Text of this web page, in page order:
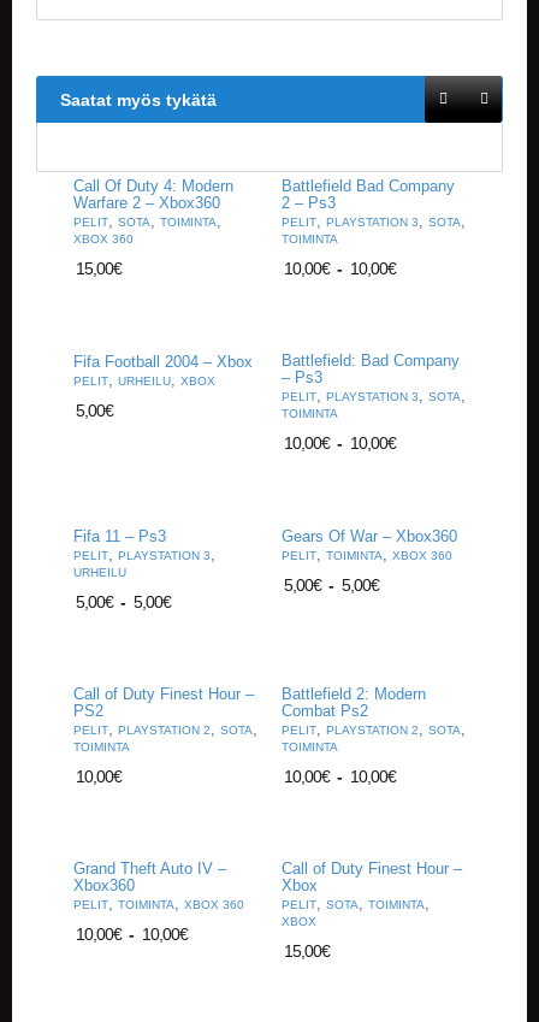
Saatat myös tykätä
Call Of Duty 4: Modern
Warfare 2 – Xbox360
PELIT, SOTA, TOIMINTA,
XBOX 360
15,00€
Battlefield Bad Company
2 – Ps3
PELIT, PLAYSTATION 3, SOTA,
TOIMINTA
10,00€ - 10,00€
Fifa Football 2004 – Xbox
PELIT, URHEILU, XBOX
5,00€
Battlefield: Bad Company
– Ps3
PELIT, PLAYSTATION 3, SOTA,
TOIMINTA
10,00€ - 10,00€
Fifa 11 – Ps3
PELIT, PLAYSTATION 3,
URHEILU
5,00€ - 5,00€
Gears Of War – Xbox360
PELIT, TOIMINTA, XBOX 360
5,00€ - 5,00€
Call of Duty Finest Hour –
PS2
PELIT, PLAYSTATION 2, SOTA,
TOIMINTA
10,00€
Battlefield 2: Modern
Combat Ps2
PELIT, PLAYSTATION 2, SOTA,
TOIMINTA
10,00€ - 10,00€
Grand Theft Auto IV –
Xbox360
PELIT, TOIMINTA, XBOX 360
10,00€ - 10,00€
Call of Duty Finest Hour –
Xbox
PELIT, SOTA, TOIMINTA,
XBOX
15,00€